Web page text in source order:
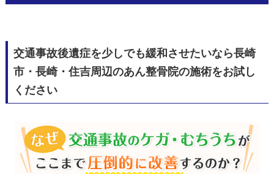
交通事故後遺症を少しでも緩和させたいなら長崎
市・長崎・住吉周辺のあん整骨院の施術をお試し
ください